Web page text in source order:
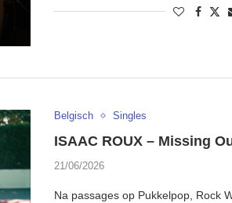
Belgisch Singles
ISAAC ROUX – Missing
21/06/2026
Na passages op Pukkelpop, Rock